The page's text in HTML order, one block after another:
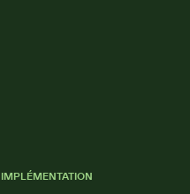
IMPLÉMENTATION